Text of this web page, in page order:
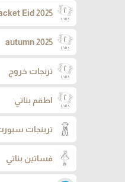
Eid 2025
autumn 2025
ترنجات خروج
اطقم بناتي
ترينجات
فساتين بناتي